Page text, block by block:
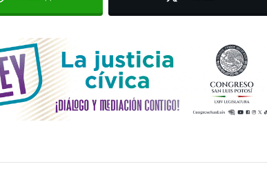
llegada tras renunciar al PRI
Carlos Arreola pide a morenistas no
adelantarse y denuncia guerra de
bots rumbo a 2027
La Soga al Cuello:El Huasteco
por tormenta en la zona